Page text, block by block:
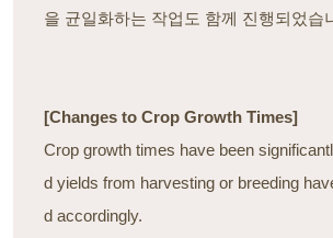
을 균일화하는 작업도 함께 진행되었습
[Changes to Crop Growth Times]
Crop growth times have been
d yields from harvesting or breeding
d accordingly.